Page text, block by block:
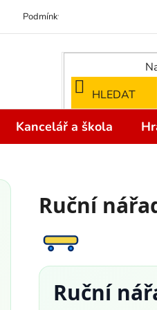
Podmínky ochrany osobních údajů
HLEDAT
Kancelář a škola
Ruční
Ruční